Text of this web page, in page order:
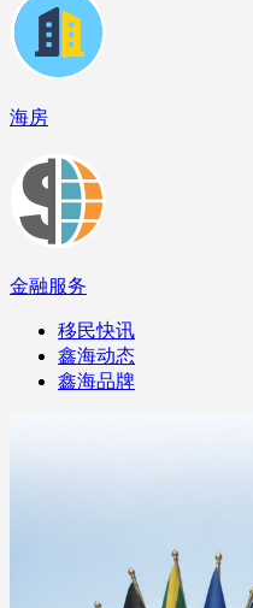
海房
金融服务
移民快讯
鑫海动态
鑫海品牌